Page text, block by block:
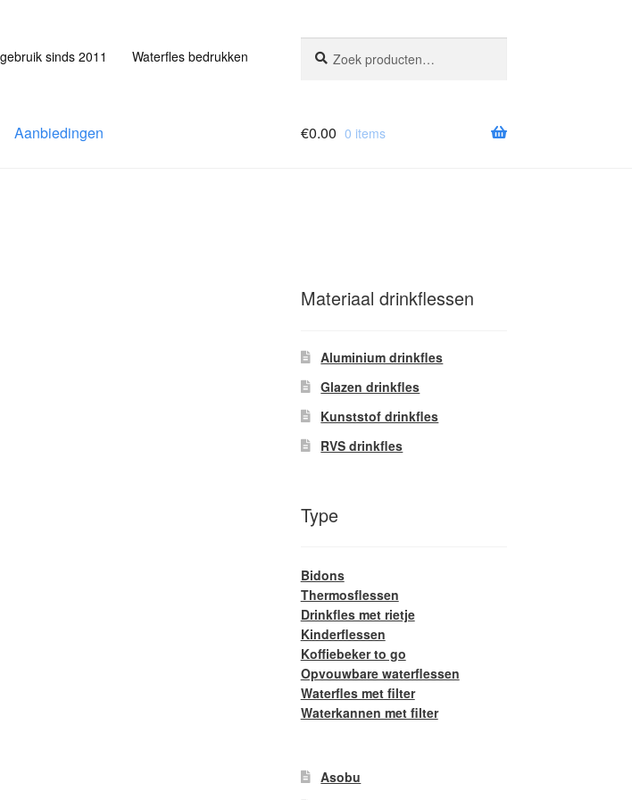
sinds 2011 Waterfles bedrukken
naar:
Aanbiedingen €0.00 0 items
Materiaal drinkflessen
Aluminium drinkfles
Glazen drinkfles
Kunststof drinkfles
RVS drinkfles
Type
Bidons
Thermosflessen
Drinkfles met rietje
Kinderflessen
Koffiebeker to go
Opvouwbare waterflessen
Waterfles met filter
Waterkannen met filter
Asobu